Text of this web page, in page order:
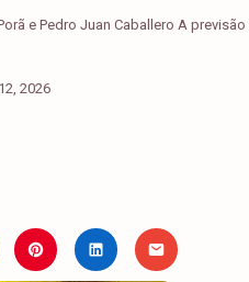
e Pedro Juan Caballero A previsão
2026